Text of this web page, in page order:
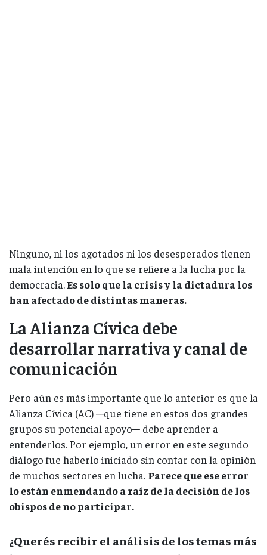
Ninguno, ni los agotados ni los desesperados tienen
mala intención en lo que se refiere a la lucha por la
democracia.Es solo que la crisis y la dictadura los
han afectado de distintas maneras.
La Alianza Cívica debe
desarrollar narrativa y canal de
comunicación
Pero aún es más importante que lo anterior es que la
Alianza Cívica (AC) ─que tiene en estos dos grandes
grupos su potencial apoyo─ debe aprender a
entenderlos. Por ejemplo, un error en este segundo
diálogo fue haberlo iniciado sin contar con la opinión
de muchos sectores en lucha. Parece que ese error
lo están enmendando a raíz de la decisión de los
obispos de no participar.
¿Querés recibir el análisis de los temas más